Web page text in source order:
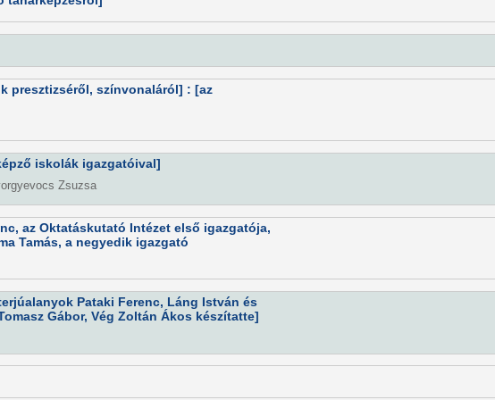
presztizséről, színvonaláról] : [az
iskolák igazgatóival]
Zsuzsa
az Oktatáskutató Intézet első igazgatója,
Tamás, a negyedik igazgató
Pataki Ferenc, Láng István és
Gábor, Vég Zoltán Ákos készítatte]